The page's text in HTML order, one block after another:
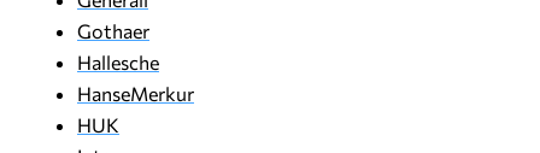
Gothaer
Hallesche
HanseMerkur
HUK